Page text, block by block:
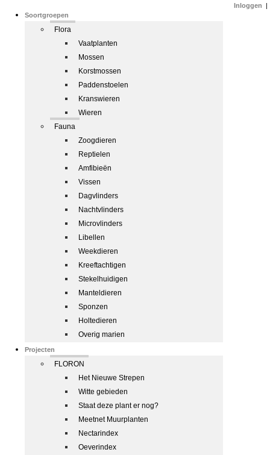
Soortgroepen
Flora
Vaatplanten
Mossen
Korstmossen
Paddenstoelen
Kranswieren
Wieren
Fauna
Zoogdieren
Reptielen
Amfibieën
Vissen
Dagvlinders
Nachtvlinders
Microvlinders
Libellen
Weekdieren
Kreeftachtigen
Stekelhuidigen
Manteldieren
Sponzen
Holtedieren
Overig marien
Projecten
FLORON
Het Nieuwe Strepen
Witte gebieden
Staat deze plant er nog?
Meetnet Muurplanten
Nectarindex
Oeverindex
Inloggen |